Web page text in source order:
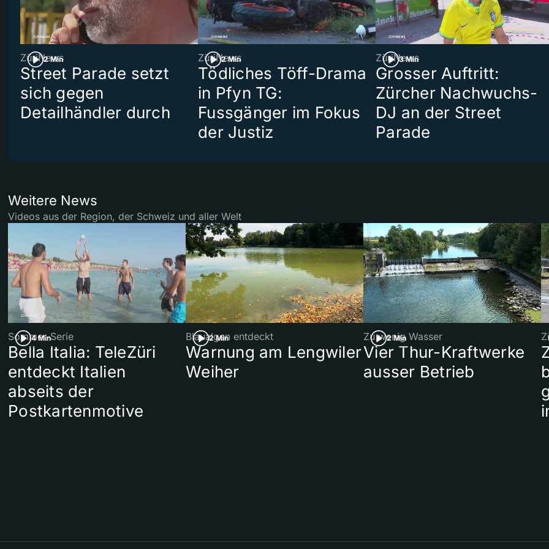
2 Min
ZüriNews
Street Parade setzt
sich gegen
Detailhändler durch
2 Min
ZüriNews
Tödliches Töff-Drama
in Pfyn TG:
Fussgänger im Fokus
der Justiz
3 Min
ZüriNews
Grosser Auftritt:
Zürcher Nachwuchs-
DJ an der Street
Parade
Weitere News
Videos aus der Region, der Schweiz und aller Welt
4 Min
Sommer-Serie
Bella Italia: TeleZüri
entdeckt Italien
abseits der
Postkartenmotive
2 Min
Blaualgen entdeckt
Warnung am Lengwiler
Weiher
2 Min
Zu wenig Wasser
Vier Thur-Kraftwerke
ausser Betrieb